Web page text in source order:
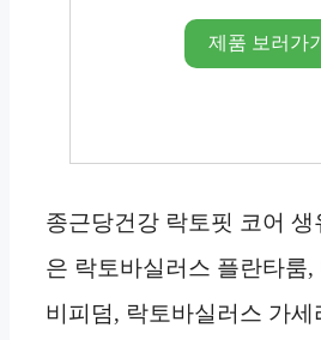
제품 보러가기
종근당건강 락토핏 코어 생
은 락토바실러스 플란타룸
비피덤, 락토바실러스 가